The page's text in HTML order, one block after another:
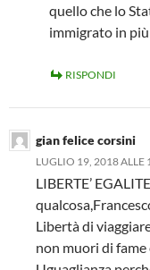
quello che lo
immigrato in più
RISPONDI
gian felice corsini
LUGLIO 19, 2018 ALLE
LIBERTE’
Libertà di
non muori di